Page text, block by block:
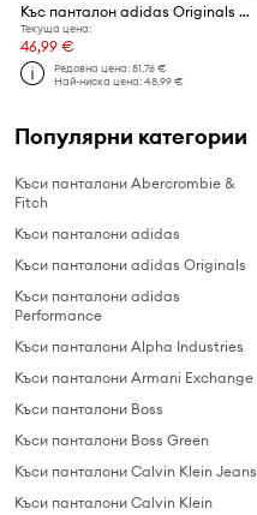
Къс панталон adidas Originals Essential
Текуща цена:
46,99 €
Редовна цена:81,76 €
Най-ниска цена:48,99 €
Популярни категории
Къси панталони Abercrombie &
Fitch
Къси панталони adidas
Къси панталони adidas Originals
Къси панталони adidas
Performance
Къси панталони Alpha Industries
Къси панталони Armani Exchange
Къси панталони Boss
Къси панталони Boss Green
Къси панталони Calvin Klein Jeans
Къси панталони Calvin Klein